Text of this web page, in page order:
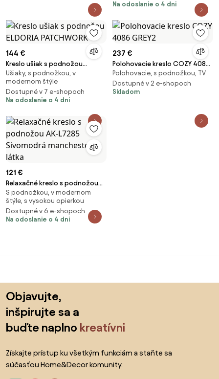
Na odoslanie o 4 dni
144 €
Kreslo ušiak s podnožou
ELDORIA PATCHWORK
Ušiaky, s podnožkou, v
modernom štýle
Dostupné v 7 e-shopoch
Na odoslanie o 4 dni
237 €
Polohovacie kreslo COZY 4086
GREY2
Polohovacie, s podnožkou, TV
Dostupné v 2 e-shopoch
Skladom
121 €
Relaxačné kreslo s podnožou
AK-L7285 Sivomodrá
manchester látka
S podnožkou, v modernom
štýle, s vysokou opierkou
Dostupné v 6 e-shopoch
Na odoslanie o 4 dni
Objavujte,
inšpirujte sa a
buďte naplno kreatívni
Získajte prístup ku všetkým funkciám a staňte sa
súčasťou Home&Decor komunity.